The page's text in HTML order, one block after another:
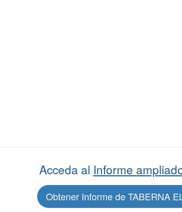
Acceda al Informe
Obtener Informe de TABERNA